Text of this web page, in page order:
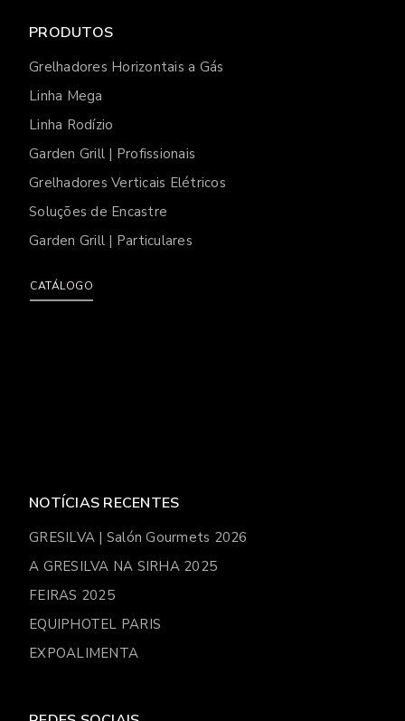
PRODUTOS
Grelhadores Horizontais a Gás
Linha Mega
Linha Rodízio
Garden Grill | Profissionais
Grelhadores Verticais Elétricos
Soluções de Encastre
Garden Grill | Particulares
CATÁLOGO
NOTÍCIAS RECENTES
GRESILVA | Salón Gourmets 2026
A GRESILVA NA SIRHA 2025
FEIRAS 2025
EQUIPHOTEL PARIS
EXPOALIMENTA